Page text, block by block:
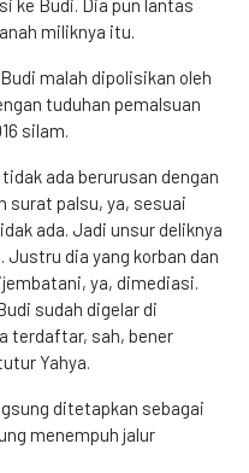
ke Budi. Dia pun lantas
miliknya itu.
malah dipolisikan oleh
tuduhan pemalsuan
silam.
ada berurusan dengan
surat palsu, ya, sesuai
ada. Jadi unsur deliknya
dia yang korban dan
ya, dimediasi.
sudah digelar di
terdaftar, sah, bener
Yahya.
ditetapkan sebagai
menempuh jalur